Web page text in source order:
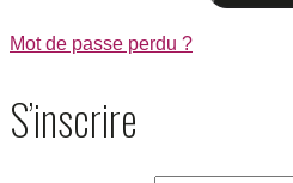
Mot de passe perdu ?
S’inscrire